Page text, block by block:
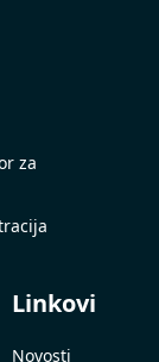
za
Linkovi
Novosti